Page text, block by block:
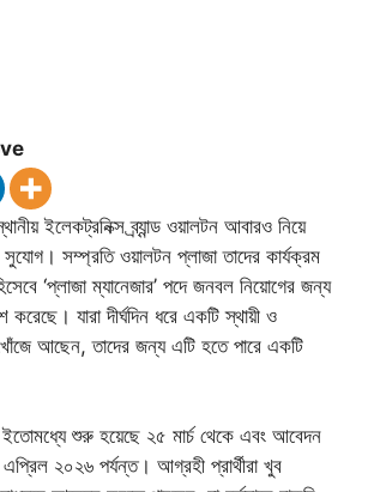
ইলেকট্রনিক্স ব্র্যান্ড ওয়ালটন আবারও নিয়ে
সম্প্রতি ওয়ালটন প্লাজা তাদের কার্যক্রম
‘প্লাজা ম্যানেজার’ পদে জনবল নিয়োগের জন্য
করেছে। যারা দীর্ঘদিন ধরে একটি স্থায়ী ও
আছেন, তাদের জন্য এটি হতে পারে একটি
শুরু হয়েছে ২৫ মার্চ থেকে এবং আবেদন
২০২৬ পর্যন্ত। আগ্রহী প্রার্থীরা খুব